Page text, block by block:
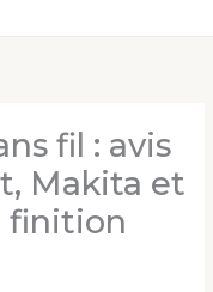
fil : avis
Makita et
finition